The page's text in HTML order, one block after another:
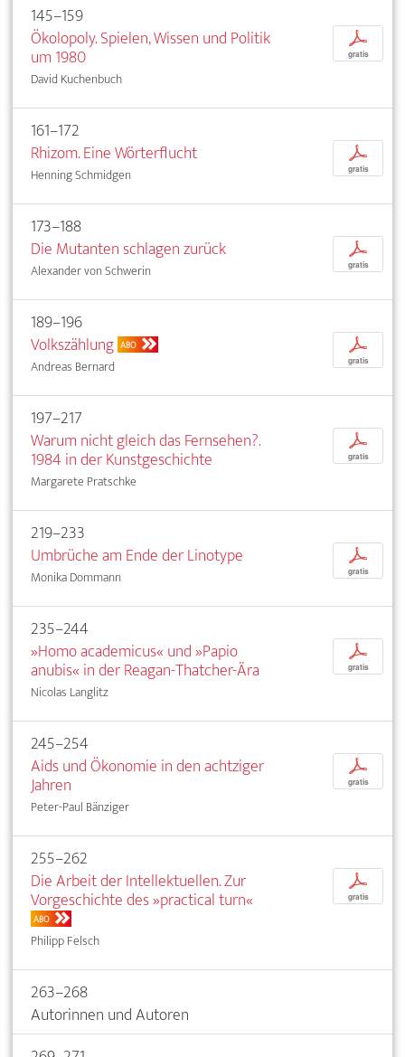
145–159
Ökolopoly. Spielen, Wissen und Politik
um 1980
David Kuchenbuch
p
gratis
161–172
Rhizom. Eine Wörterflucht
Henning Schmidgen
p
gratis
173–188
Die Mutanten schlagen zurück
Alexander von Schwerin
p
gratis
189–196
Volkszählung ABO
Andreas Bernard
p
gratis
197–217
Warum nicht gleich das Fernsehen?.
1984 in der Kunstgeschichte
Margarete Pratschke
p
gratis
219–233
Umbrüche am Ende der Linotype
Monika Dommann
p
gratis
235–244
»Homo academicus« und »Papio
anubis« in der Reagan-Thatcher-Ära
Nicolas Langlitz
p
gratis
245–254
Aids und Ökonomie in den achtziger
Jahren
Peter-Paul Bänziger
p
gratis
255–262
Die Arbeit der Intellektuellen. Zur
Vorgeschichte des »practical turn«
ABO
Philipp Felsch
p
gratis
263–268
Autorinnen und Autoren